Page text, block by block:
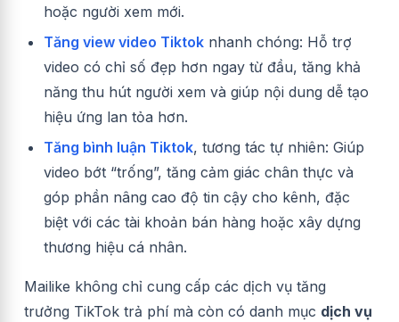
hoặc người xem mới.
Tăng view video Tiktok nhanh chóng: Hỗ trợ
video có chỉ số đẹp hơn ngay từ đầu, tăng khả
năng thu hút người xem và giúp nội dung dễ tạo
hiệu ứng lan tỏa hơn.
Tăng bình luận Tiktok, tương tác tự nhiên: Giúp
video bớt “trống”, tăng cảm giác chân thực và
góp phần nâng cao độ tin cậy cho kênh, đặc
biệt với các tài khoản bán hàng hoặc xây dựng
thương hiệu cá nhân.
Mailike không chỉ cung cấp các dịch vụ tăng
trưởng TikTok trả phí mà còn có danh mục dịch vụ